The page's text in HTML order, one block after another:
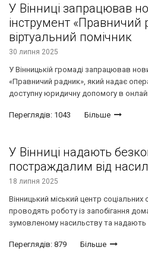
У Вінниці запрацював
інструмент «Правничий
віртуальний помічник
30 липня 2025
У Вінницькій громаді запрацював
«Правничий радник», який надає
доступну юридичну допомогу в
Переглядів: 1043 Більше
У Вінниці надають
постраждалим від
18 липня 2025
Вінницький міський центр
проводять роботу із запобігання
зумовленому насильству та надають
Переглядів: 879 Більше